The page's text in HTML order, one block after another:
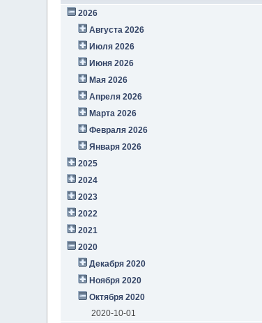
2026
Августа 2026
Июля 2026
Июня 2026
Мая 2026
Апреля 2026
Марта 2026
Февраля 2026
Января 2026
2025
2024
2023
2022
2021
2020
Декабря 2020
Ноября 2020
Октября 2020
2020-10-01